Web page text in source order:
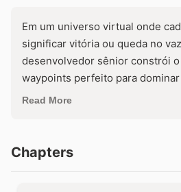
Em um universo virtual onde
significar vitória ou queda no
desenvolvedor sênior constrói
waypoints perfeito para
Fruits. Mas detectar sub-mapas
tudo, ou ele o levaria ao
Read More
Chapters